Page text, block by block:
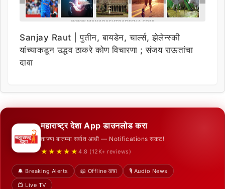
Sanjay Raut | पुतीन, बायडेन, चार्ल्स, झेलेन्स्की
यांच्याकडून उद्धव ठाकरे कोण विचारणा ; संजय राऊतांचा
दावा
महाराष्ट्र देशा App डाउनलोड करा
ताज्या बातम्या सर्वात आधी — Notifications सकट!
★★★★★ 4.8 (12K+ reviews)
🔔 Breaking Alerts 📖 Offline वाचा
🎙️ Audio News
📺 Live TV